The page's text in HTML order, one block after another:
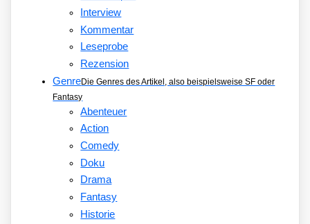
Interview
Kommentar
Leseprobe
Rezension
GenreDie Genres des Artikel, also beispielsweise SF oder
Fantasy
Abenteuer
Action
Comedy
Doku
Drama
Fantasy
Historie